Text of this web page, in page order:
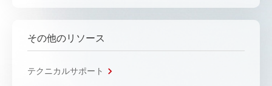
その他のリソース
テクニカルサポート